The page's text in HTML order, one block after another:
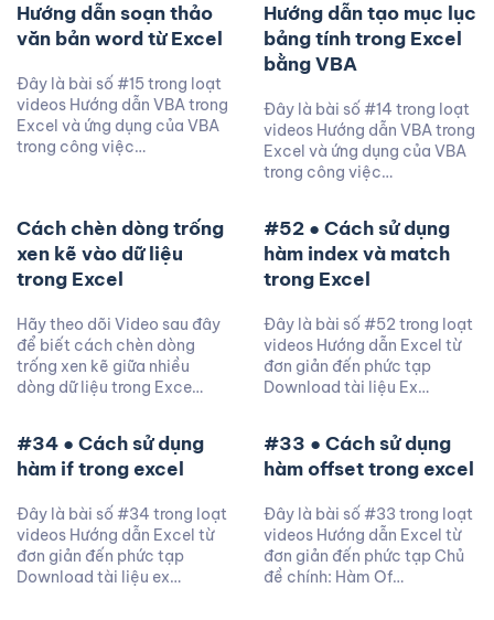
Hướng dẫn soạn thảo
văn bản word từ Excel
Đây là bài số #15 trong loạt
videos Hướng dẫn VBA trong
Excel và ứng dụng của VBA
trong công việc…
Hướng dẫn tạo mục lục
bảng tính trong Excel
bằng VBA
Đây là bài số #14 trong loạt
videos Hướng dẫn VBA trong
Excel và ứng dụng của VBA
trong công việc…
Cách chèn dòng trống
xen kẽ vào dữ liệu
trong Excel
Hãy theo dõi Video sau đây
để biết cách chèn dòng
trống xen kẽ giữa nhiều
dòng dữ liệu trong Exce…
#52 ● Cách sử dụng
hàm index và match
trong Excel
Đây là bài số #52 trong loạt
videos Hướng dẫn Excel từ
đơn giản đến phức tạp
Download tài liệu Ex…
#34 ● Cách sử dụng
hàm if trong excel
Đây là bài số #34 trong loạt
videos Hướng dẫn Excel từ
đơn giản đến phức tạp
Download tài liệu ex…
#33 ● Cách sử dụng
hàm offset trong excel
Đây là bài số #33 trong loạt
videos Hướng dẫn Excel từ
đơn giản đến phức tạp Chủ
đề chính: Hàm Of…